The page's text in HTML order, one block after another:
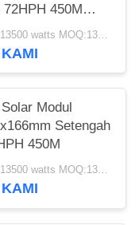
450M
Modul
Setengah
450M
$0.25/watts >=13500 watts MOQ:13500 watts